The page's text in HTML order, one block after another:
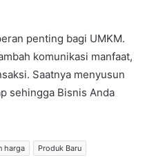
penting bagi UMKM.
komunikasi manfaat,
Saatnya menyusun
sehingga Bisnis Anda
harga Produk Baru